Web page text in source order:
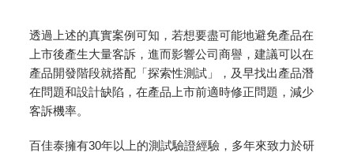
透過上述的真實案例可知，若想要盡可能地避免產品在
上市後產生大量客訴，進而影響公司商譽，建議可以在
產品開發階段就搭配「探索性測試」，及早找出產品潛
在問題和設計缺陷，在產品上市前適時修正問題，減少
客訴機率。
百佳泰擁有30年以上的測試驗證經驗，多年來致力於研